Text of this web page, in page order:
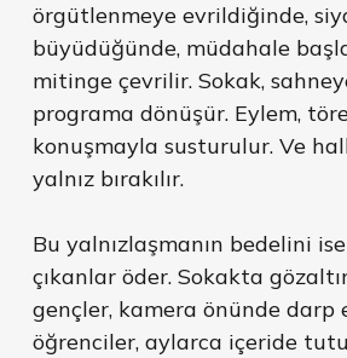
örgütlenmeye evrildiğinde,
büyüdüğünde, müdahale
mitinge çevrilir. Sokak,
programa dönüşür. Eylem,
konuşmayla susturulur. Ve
yalnız bırakılır.
Bu yalnızlaşmanın bedelini
çıkanlar öder. Sokakta
gençler, kamera önünde darp
öğrenciler, aylarca içeride